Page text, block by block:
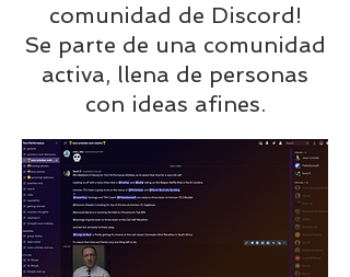
comunidad de Discord!
Se parte de una comunidad
activa, llena de personas
con ideas afines.